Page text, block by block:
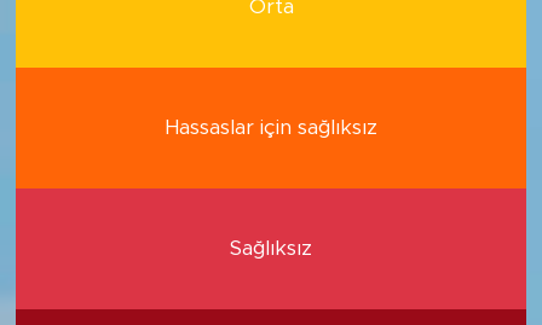
Orta
Hassaslar için sağlıksız
Sağlıksız